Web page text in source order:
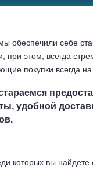
cd
себе
этом, всегда
покупки всегда
удобной
которых вы найдете